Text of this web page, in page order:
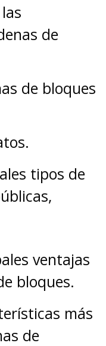
de
de bloques
tipos de
ventajas
bloques.
más
de